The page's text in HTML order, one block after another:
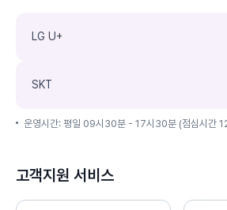
LG U+
SKT
운영시간: 평일 09시30분 - 17시30분 (점심시간
고객지원 서비스